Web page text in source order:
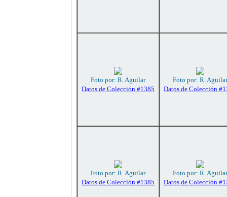
Foto por: R. Aguilar
Datos de Colección #1385
Foto por: R. Aguilar
Datos de Colección
Foto por: R. Aguilar
Datos de Colección #1385
Foto por: R. Aguilar
Datos de Colección